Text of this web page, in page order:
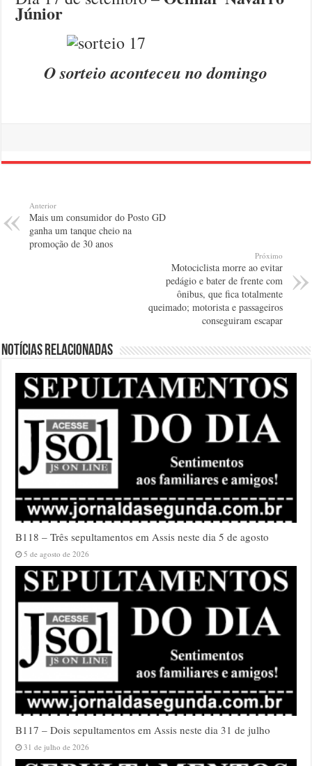
Júnior
O sorteio aconteceu no domingo
Anterior
Mais um consumidor do Posto GD
ganha um tanque cheio na
promoção de 30 anos
Próximo
Motociclista morre ao evitar
pedágio e bater de frente com
ônibus, que fica totalmente
queimado; motorista e passageiros
conseguiram escapar
Notícias relacionadas
B118 – Três sepultamentos em Assis neste dia 5 de agosto
5 de agosto de 2026
B117 – Dois sepultamentos em Assis neste dia 31 de julho
31 de julho de 2026